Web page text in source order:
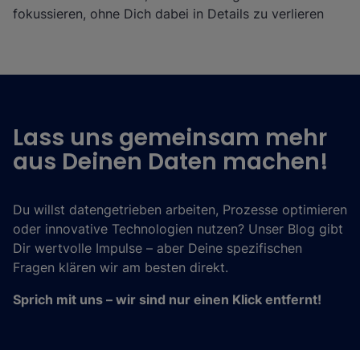
fokussieren, ohne Dich dabei in Details zu verlieren
Lass uns gemeinsam mehr
aus Deinen Daten machen!
Du willst datengetrieben arbeiten, Prozesse optimieren
oder innovative Technologien nutzen? Unser Blog gibt
Dir wertvolle Impulse – aber Deine spezifischen
Fragen klären wir am besten direkt.
Sprich mit uns – wir sind nur einen Klick entfernt!